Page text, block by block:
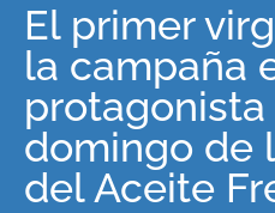
El primer
la campaña
domingo de
del Aceite